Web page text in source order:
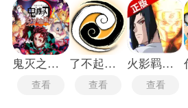
鬼灭之刃火神血风谭手机版
查看
了不起的修仙模拟器
查看
火影羁绊2.3
查看